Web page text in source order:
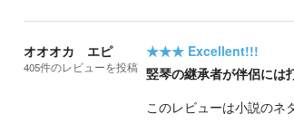
オオオカ エピ
405件のレビューを投稿
★★★ Excellent!!!
竪琴の継承者が伴侶には
このレビューは小説のネ